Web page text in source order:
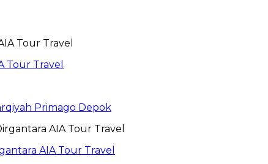
Tour Travel
Primago Depok
AIA Tour Travel